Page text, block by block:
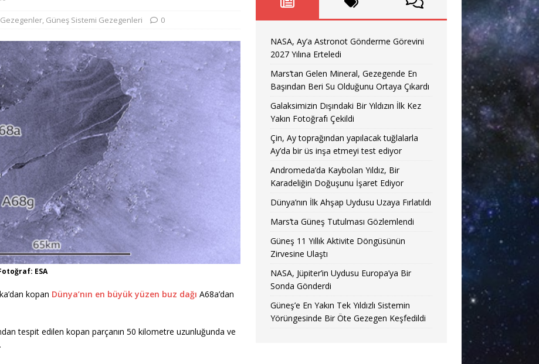
Gezegenler, Güneş Sistemi Gezegenleri 0
ESA
kopan Dünya’nın en büyük yüzen buz dağı A68a’dan
tespit edilen kopan parçanın 50 kilometre uzunluğunda ve
NASA, Ay’a Astronot Gönderme Görevini
2027 Yılına Erteledi
Mars’tan Gelen Mineral, Gezegende En
Başından Beri Su Olduğunu Ortaya Çıkardı
Galaksimizin Dışındaki Bir Yıldızın İlk Kez
Yakın Fotoğrafı Çekildi
Çin, Ay toprağından yapılacak tuğlalarla
Ay’da bir üs inşa etmeyi test ediyor
Andromeda’da Kaybolan Yıldız, Bir
Karadeliğin Doğuşunu İşaret Ediyor
Dünya’nın İlk Ahşap Uydusu Uzaya Fırlatıldı
Mars’ta Güneş Tutulması Gözlemlendi
Güneş 11 Yıllık Aktivite Döngüsünün
Zirvesine Ulaştı
NASA, Jüpiter’in Uydusu Europa’ya Bir
Sonda Gönderdi
Güneş’e En Yakın Tek Yıldızlı Sistemin
Yörüngesinde Bir Öte Gezegen Keşfedildi